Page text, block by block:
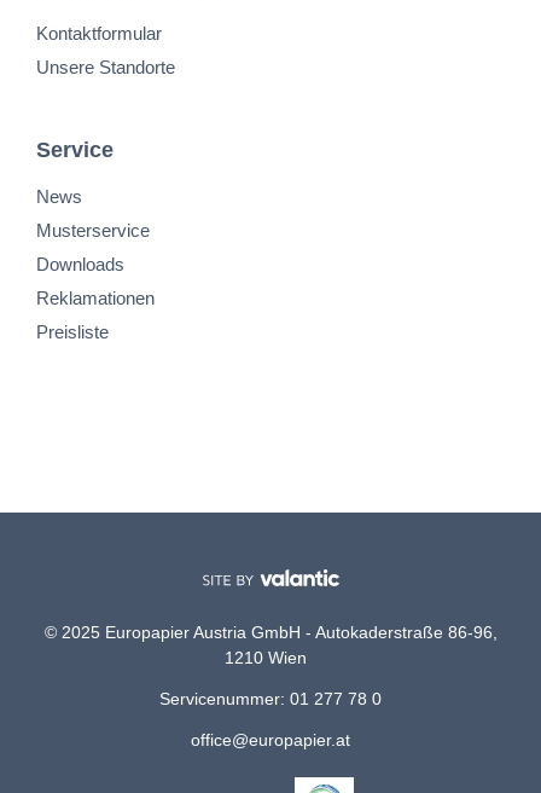
Kontaktformular
Unsere Standorte
Service
News
Musterservice
Downloads
Reklamationen
Preisliste
© 2025 Europapier Austria GmbH - Autokaderstraße 86-96,
1210 Wien
Servicenummer: 01 277 78 0
office@europapier.at